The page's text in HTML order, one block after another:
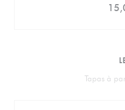
Tapas à